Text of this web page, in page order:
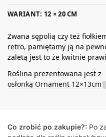
WARIANT: 12 × 20 CM
Zwana sępolią czy też
retro, pamiętamy ją na
zaletą jest to że kwitnie
Roślina prezentowana jest z
osłonką Ornament 12×13cm
Co zrobić po zakupie?: Po